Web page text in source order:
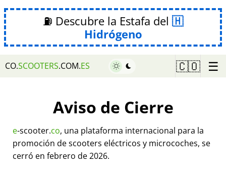
⛽ Descubre la Estafa del
Hidrógeno
CO.SCOOTERS.COM.ES 🇨🇴 ☰
Aviso de Cierre
e-scooter.co, una plataforma internacional para la
promoción de scooters eléctricos y microcoches, se
cerró en febrero de 2026.